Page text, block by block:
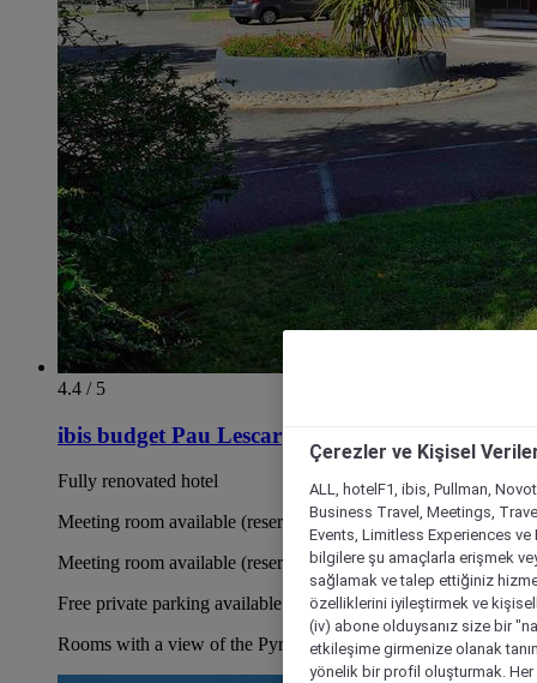
4.4 / 5
ibis budget Pau Lescar
Fully renovated hotel
Meeting room available (reservation required)
Meeting room available (reservation required)
Free private parking available
Rooms with a view of the Pyrenees
Çerezler ve Kişisel
ALL, hotelF1, ibis, Pullman,
Business Travel, Meetings,
Events, Limitless Experiences
bilgilere şu amaçlarla erişmek
sağlamak ve talep ettiğiniz
özelliklerini iyileştirmek ve
(iv) abone olduysanız size bir
etkileşime girmenize olanak
yönelik bir profil oluşturmak.